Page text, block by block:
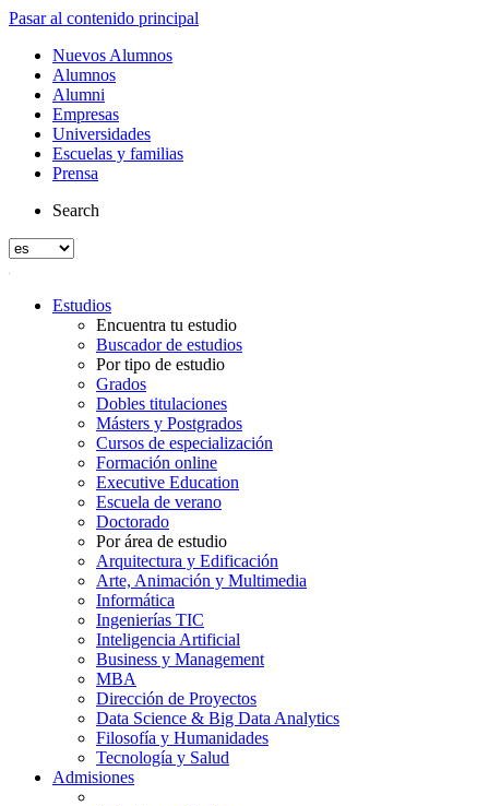
Pasar al contenido principal
Nuevos Alumnos
Alumnos
Alumni
Empresas
Universidades
Escuelas y familias
Prensa
Search
Estudios
Encuentra tu estudio
Buscador de estudios
Por tipo de estudio
Grados
Dobles titulaciones
Másters y Postgrados
Cursos de especialización
Formación online
Executive Education
Escuela de verano
Doctorado
Por área de estudio
Arquitectura y Edificación
Arte, Animación y Multimedia
Informática
Ingenierías TIC
Inteligencia Artificial
Business y Management
MBA
Dirección de Proyectos
Data Science & Big Data Analytics
Filosofía y Humanidades
Tecnología y Salud
Admisiones